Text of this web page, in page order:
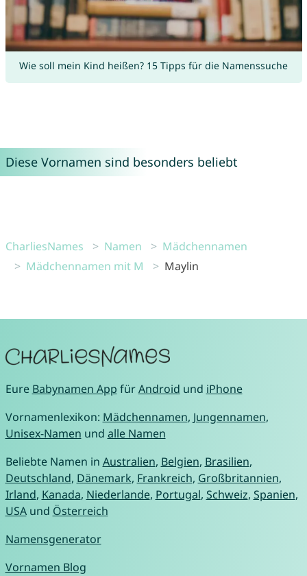
Wie soll mein Kind heißen? 15 Tipps für die Namenssuche
Diese Vornamen sind besonders beliebt
CharliesNames Namen
Mädchennamen
Mädchennamen mit M
Maylin
Eure Babynamen App fürAndroid und iPhone
Vornamenlexikon: Mädchennamen, Jungennamen,
Unisex-Namen und alle Namen
Beliebte Namen in Australien, Belgien, Brasilien,
Deutschland, Dänemark, Frankreich, Großbritannien,
Irland, Kanada, Niederlande, Portugal, Schweiz, Spanien,
USAund Österreich
Namensgenerator
Vornamen Blog